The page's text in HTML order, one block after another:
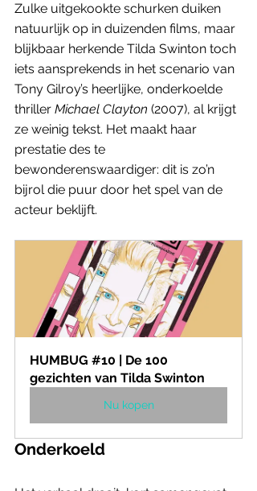
Zulke uitgekookte schurken duiken
natuurlijk op in duizenden films, maar
blijkbaar herkende Tilda Swinton toch
iets aansprekends in het scenario van
Tony Gilroy’s heerlijke, onderkoelde
thriller Michael Clayton (2007), al krijgt
ze weinig tekst. Het maakt haar
prestatie des te
bewonderenswaardiger: dit is zo’n
bijrol die puur door het spel van de
acteur beklijft.
HUMBUG #10 | De 100
gezichten van Tilda Swinton
Nu kopen
Onderkoeld